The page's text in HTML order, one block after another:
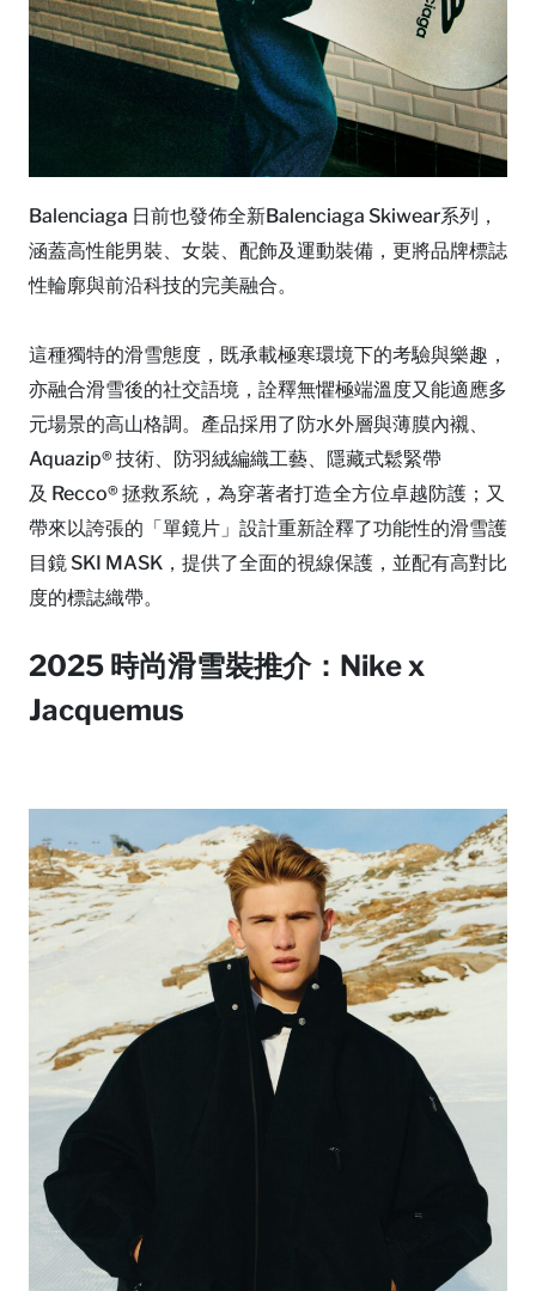
Balenciaga 日前也發佈全新Balenciaga Skiwear系列，
涵蓋高性能男裝、女裝、配飾及運動裝備，更將品牌標誌
性輪廓與前沿科技的完美融合。
這種獨特的滑雪態度，既承載極寒環境下的考驗與樂趣，
亦融合滑雪後的社交語境，詮釋無懼極端溫度又能適應多
元場景的高山格調。產品採用了防水外層與薄膜內襯、
Aquazip® 技術、防羽絨編織工藝、隱藏式鬆緊帶
及 Recco® 拯救系統，為穿著者打造全方位卓越防護；又
帶來以誇張的「單鏡片」設計重新詮釋了功能性的滑雪護
目鏡 SKI MASK，提供了全面的視線保護，並配有高對比
度的標誌織帶。
2025 時尚滑雪裝推介：Nike x
Jacquemus